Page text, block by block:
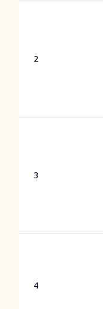
2
3
4